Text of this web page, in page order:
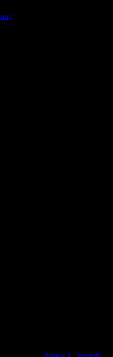
datalux.it lieselight